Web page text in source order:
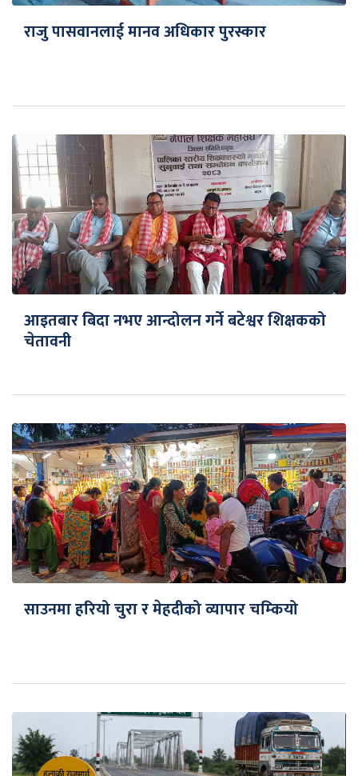
राजु पासवानलाई मानव अधिकार पुरस्कार
आइतबार बिदा नभए आन्दोलन गर्ने बटेश्वर शिक्षकको
चेतावनी
साउनमा हरियो चुरा र मेहदीको व्यापार चम्कियो